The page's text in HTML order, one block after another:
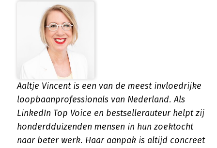
Aaltje Vincent is een van de meest invloedrijke
loopbaanprofessionals van Nederland. Als
LinkedIn Top Voice en bestsellerauteur helpt zij
honderdduizenden mensen in hun zoektocht
naar beter werk. Haar aanpak is altijd concreet